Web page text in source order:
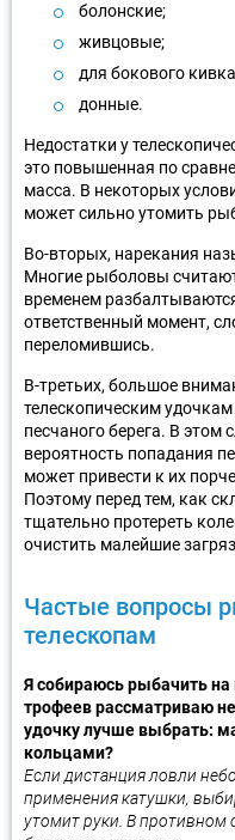
болонские;
живцовые;
для бокового
донные.
Недостатки у
это повышенная по
масса. В некоторых
может сильно утомить
Во-вторых, нарекания
Многие рыболовы
временем
ответственный момент,
переломившись.
В-третьих, большое
телескопическим
песчаного берега. В этом
вероятность попадания
может привести к их
Поэтому перед тем, как
тщательно протереть
очистить малейшие
Частые вопросы
телескопам
Я собираюсь рыбачить
трофеев рассматриваю
удочку лучше выбрать:
кольцами?
Если дистанция ловли
применения катушки,
утомит руки. В противном